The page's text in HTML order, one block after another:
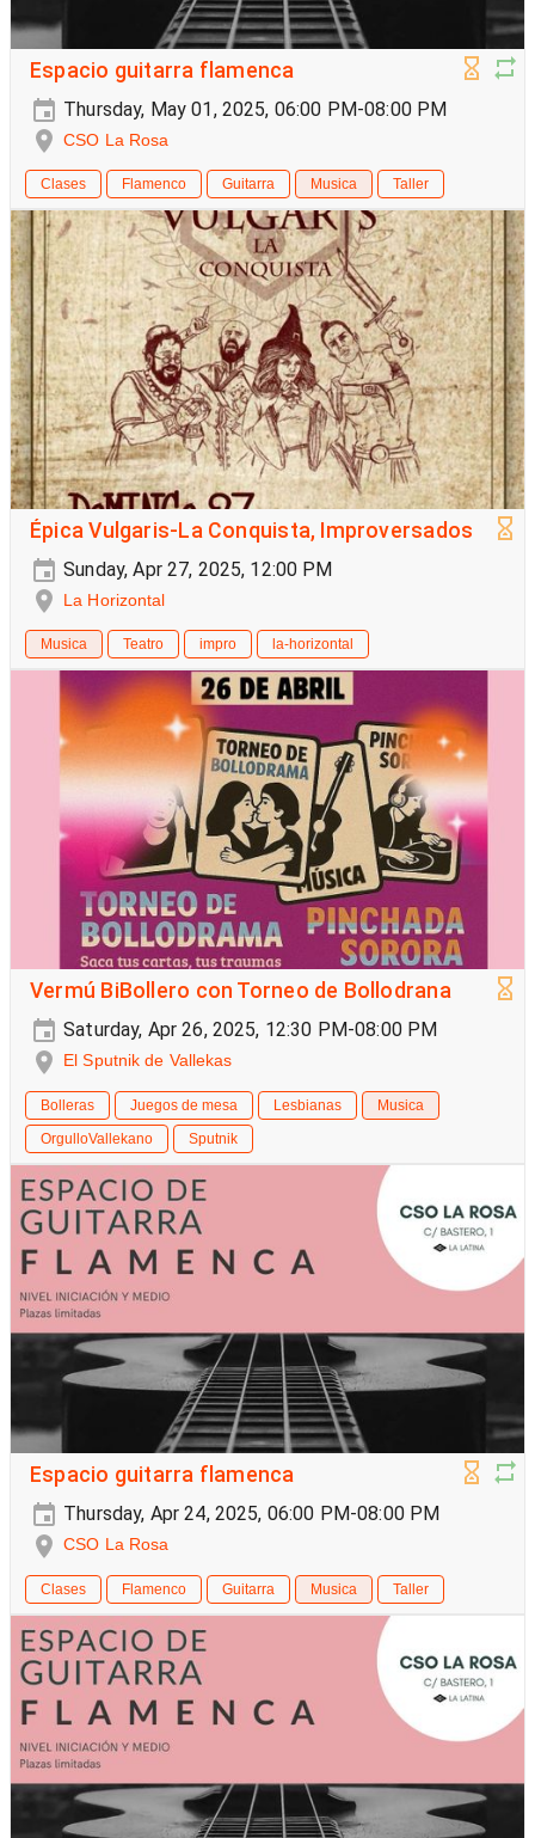
Espacio guitarra flamenca
Thursday, May 01, 2025, 06:00 PM-08:00 PM
CSO La Rosa
Clases Flamenco Guitarra Musica Taller
Épica Vulgaris-La Conquista, Improversados
Sunday, Apr 27, 2025, 12:00 PM
La Horizontal
Musica Teatro impro la-horizontal
Vermú BiBollero con Torneo de Bollodrana
Saturday, Apr 26, 2025, 12:30 PM-08:00 PM
El Sputnik de Vallekas
Bolleras Juegos de mesa Lesbianas
Musica
OrgulloVallekano
Sputnik
Espacio guitarra flamenca
Thursday, Apr 24, 2025, 06:00 PM-08:00 PM
CSO La Rosa
Clases Flamenco Guitarra Musica Taller